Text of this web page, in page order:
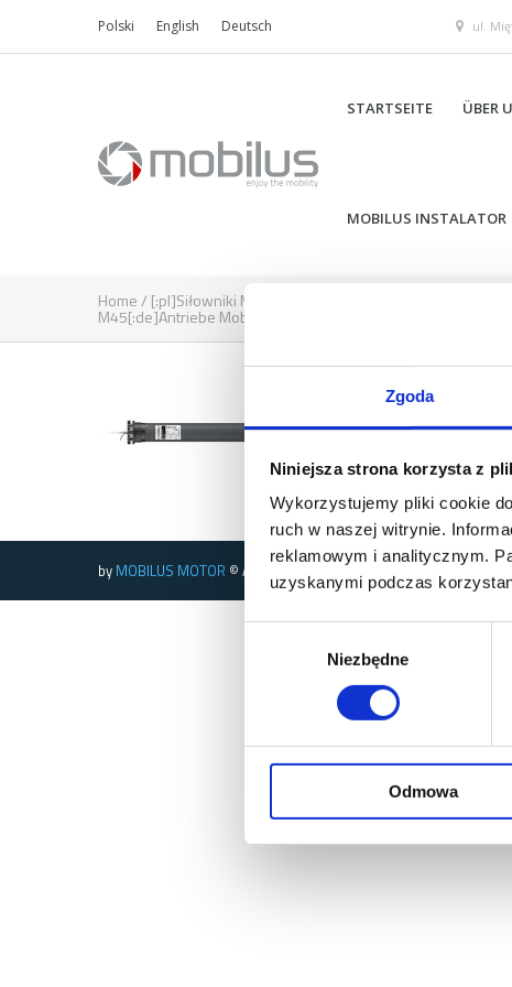
Zgoda
Niniejsza strona korzysta z
Wykorzystujemy pliki cookie
ruch w naszej witrynie.
reklamowym i analitycznym.
uzyskanymi podczas
Niezbędne
Odmowa
Polski English Deutsch ul.
STARTSEITE ÜBER
MOBILUS INSTALATOR
Home/ [:pl]Siłowniki Mobilus M45[:en]Mobilus - Tubular motors
M45[:de]Antriebe Mobilus M45[:]
by MOBILUS MOTOR © All rights reserved